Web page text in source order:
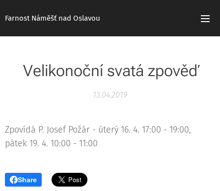
Farnost Náměšť nad Oslavou
Velikonoční svatá zpověď
13.04.2019
Zpovídá P. Josef Požár - úterý 16. 4. 17:00 - 19:00,
pátek 19. 4. 10:00 - 11:00
Share